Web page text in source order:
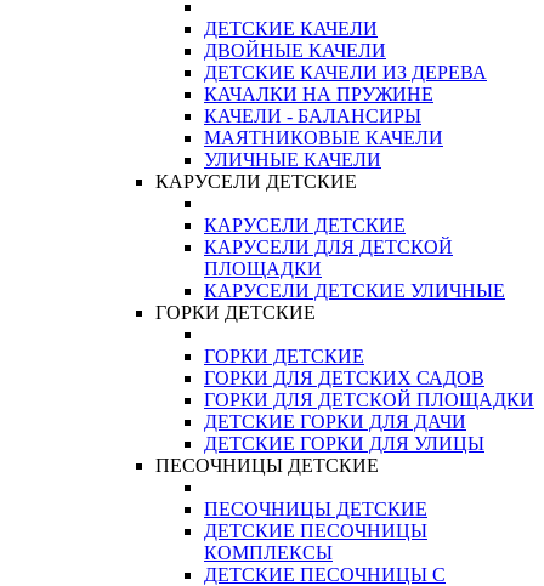
ДЕТСКИЕ КАЧЕЛИ
ДВОЙНЫЕ КАЧЕЛИ
ДЕТСКИЕ КАЧЕЛИ ИЗ ДЕРЕВА
КАЧАЛКИ НА ПРУЖИНЕ
КАЧЕЛИ - БАЛАНСИРЫ
МАЯТНИКОВЫЕ КАЧЕЛИ
УЛИЧНЫЕ КАЧЕЛИ
КАРУСЕЛИ ДЕТСКИЕ
КАРУСЕЛИ ДЕТСКИЕ
КАРУСЕЛИ ДЛЯ ДЕТСКОЙ
ПЛОЩАДКИ
КАРУСЕЛИ ДЕТСКИЕ УЛИЧНЫЕ
ГОРКИ ДЕТСКИЕ
ГОРКИ ДЕТСКИЕ
ГОРКИ ДЛЯ ДЕТСКИХ САДОВ
ГОРКИ ДЛЯ ДЕТСКОЙ ПЛОЩАДКИ
ДЕТСКИЕ ГОРКИ ДЛЯ ДАЧИ
ДЕТСКИЕ ГОРКИ ДЛЯ УЛИЦЫ
ПЕСОЧНИЦЫ ДЕТСКИЕ
ПЕСОЧНИЦЫ ДЕТСКИЕ
ДЕТСКИЕ ПЕСОЧНИЦЫ
КОМПЛЕКСЫ
ДЕТСКИЕ ПЕСОЧНИЦЫ С